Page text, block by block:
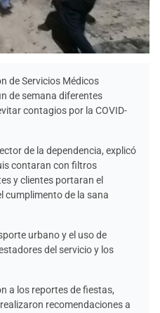
de Servicios Médicos
de semana diferentes
contagios por la COVID-
de la dependencia, explicó
contaran con filtros
y clientes portaran el
cumplimento de la sana
urbano y el uso de
del servicio y los
a los reportes de fiestas,
recomendaciones a